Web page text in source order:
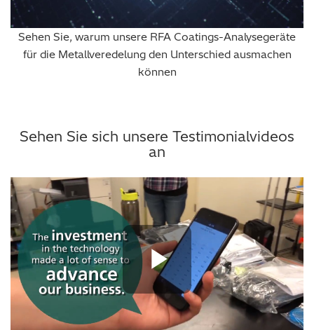
Sehen Sie, warum unsere RFA Coatings-Analysegeräte
für die Metallveredelung den Unterschied ausmachen
können
Sehen Sie sich unsere Testimonialvideos
an
Play